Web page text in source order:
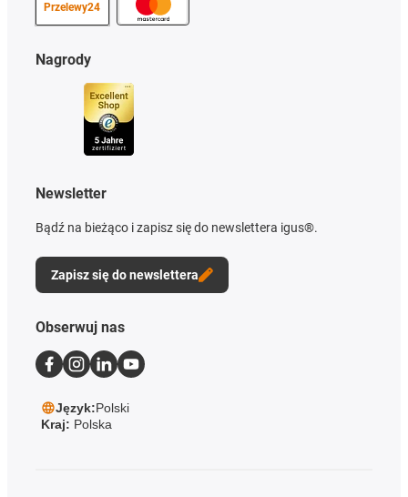
Przelewy24
Nagrody
Newsletter
Bądź na bieżąco i zapisz się do newslettera igus®.
Zapisz się do newslettera
Obserwuj nas
Język:Polski
Kraj: Polska